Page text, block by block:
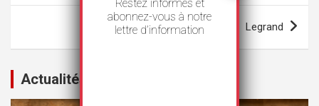
Legrand
Actualités
Restez informés et
abonnez-vous à notre
lettre d’information